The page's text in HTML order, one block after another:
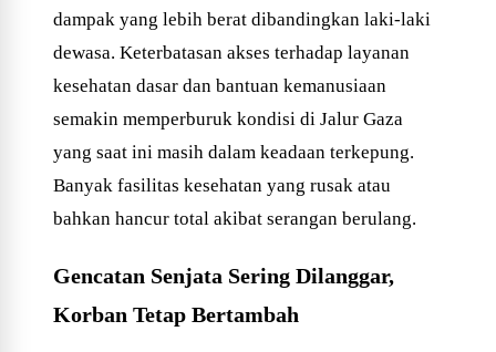
dampak yang lebih berat dibandingkan laki-laki
dewasa. Keterbatasan akses terhadap layanan
kesehatan dasar dan bantuan kemanusiaan
semakin memperburuk kondisi di Jalur Gaza
yang saat ini masih dalam keadaan terkepung.
Banyak fasilitas kesehatan yang rusak atau
bahkan hancur total akibat serangan berulang.
Gencatan Senjata Sering Dilanggar,
Korban Tetap Bertambah